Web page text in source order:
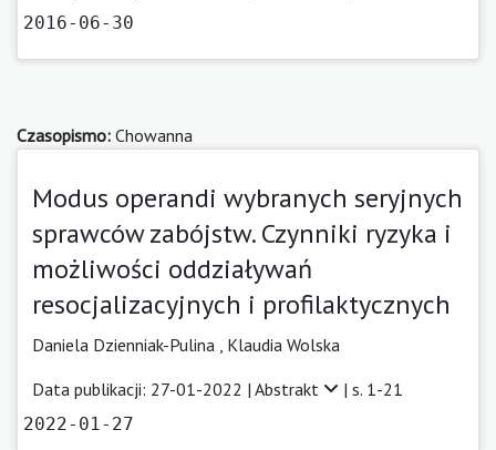
2016-06-30
Czasopismo: Chowanna
Modus operandi wybranych seryjnych
sprawców zabójstw. Czynniki ryzyka i
możliwości oddziaływań
resocjalizacyjnych i profilaktycznych
Daniela Dzienniak-Pulina
Klaudia Wolska
Data publikacji: 27-01-2022 | Abstrakt | s. 1-21
2022-01-27